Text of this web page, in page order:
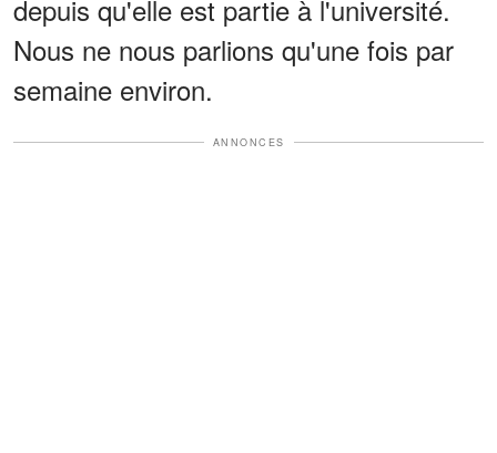
depuis qu'elle est partie à l'université.
Nous ne nous parlions qu'une fois par
semaine environ.
ANNONCES